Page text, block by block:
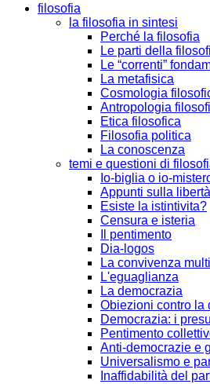
filosofia
la filosofia in sintesi
Perché la filosofia
Le parti della
Le “correnti”
La metafisica
Cosmologia
Antropologia
Etica filosofica
Filosofia politica
La conoscenza
temi e questioni di
Io-biglia o io-
Appunti sulla libertà
Esiste la istintivita?
Censura e isteria
Il pentimento
Dia-logos
La convivenza
L'eguaglianza
La democrazia
Obiezioni contro la
Democrazia: i
Pentimento
Anti-democrazie e
Universalismo e
Inaffidabilità del